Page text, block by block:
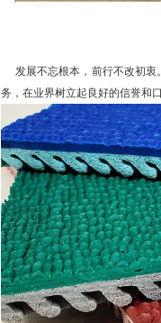
发展不忘根本，前行不改初衷
务，在业界树立起良好的信誉和口